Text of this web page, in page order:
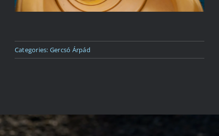
Categories: Gercsó Árpád